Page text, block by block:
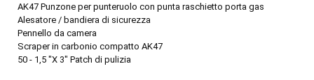
AK47 Punzone per punteruolo con punta raschietto porta gas
Alesatore / bandiera di sicurezza
Pennello da camera
Scraper in carbonio compatto AK47
50 - 1,5 "X 3" Patch di pulizia